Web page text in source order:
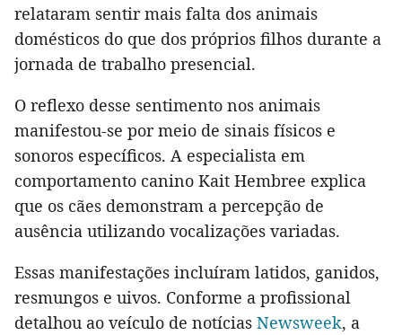
relataram sentir mais falta dos animais
domésticos do que dos próprios filhos durante a
jornada de trabalho presencial.
O reflexo desse sentimento nos animais
manifestou-se por meio de sinais físicos e
sonoros específicos. A especialista em
comportamento canino Kait Hembree explica
que os cães demonstram a percepção de
ausência utilizando vocalizações variadas.
Essas manifestações incluíram latidos, ganidos,
resmungos e uivos. Conforme a profissional
detalhou ao veículo de notícias Newsweek, a